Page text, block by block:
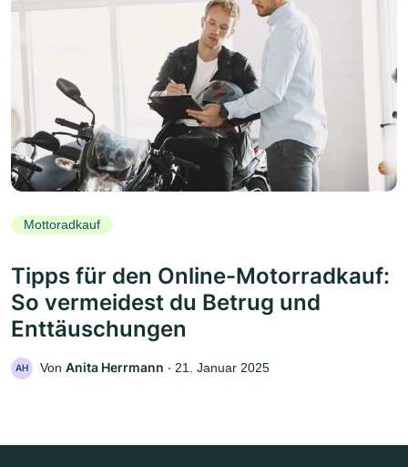
Mottoradkauf
Tipps für den Online-Motorradkauf:
So vermeidest du Betrug und
Enttäuschungen
AH Von Anita Herrmann ‧ 21. Januar 2025